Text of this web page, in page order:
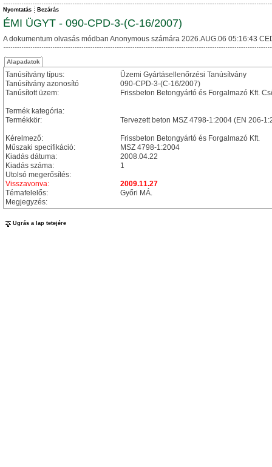
Nyomtatás Bezárás
ÉMI ÜGYT - 090-CPD-3-(C-16/2007)
A dokumentum olvasás módban Anonymous számára 2026.AUG.06 05:16:43
Alapadatok
Tanúsítvány típus:
Üzemi Gyártásellenőrzési Tanúsítvány
Tanúsítvány azonosító
090-CPD-3-(C-16/2007)
Tanúsított üzem:
Frissbeton Betongyártó és Forgalmazó Kft.
Termék kategória:
Termékkör:
Tervezett beton MSZ 4798-1:2004 (EN 206-
Kérelmező:
Frissbeton Betongyártó és Forgalmazó Kft.
Műszaki specifikáció:
MSZ 4798-1:2004
Kiadás dátuma:
2008.04.22
Kiadás száma:
1
Utolsó megerősítés:
Visszavonva:
2009.11.27
Témafelelős:
Győri MÁ.
Megjegyzés:
Ugrás a lap tetejére